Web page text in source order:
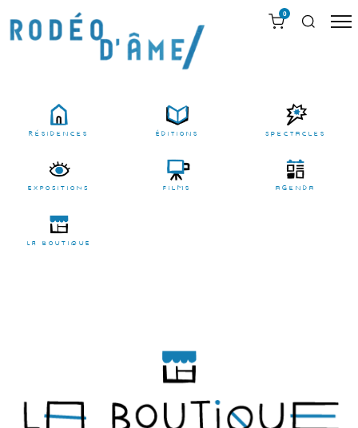
0
résidences Éditions Spectacles
EXPOSITIONS films agenda
LA BOUTIQUE